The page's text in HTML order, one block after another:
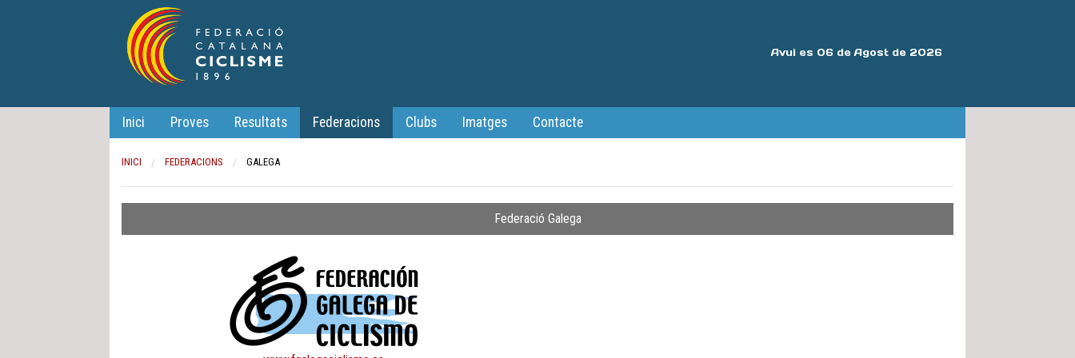
Avui es 06 de Agost de 2026
Inici Proves Resultats Federacions Clubs Imatges Contacte
INICI FEDERACIONS CURRENT:
GALEGA
Federació Galega